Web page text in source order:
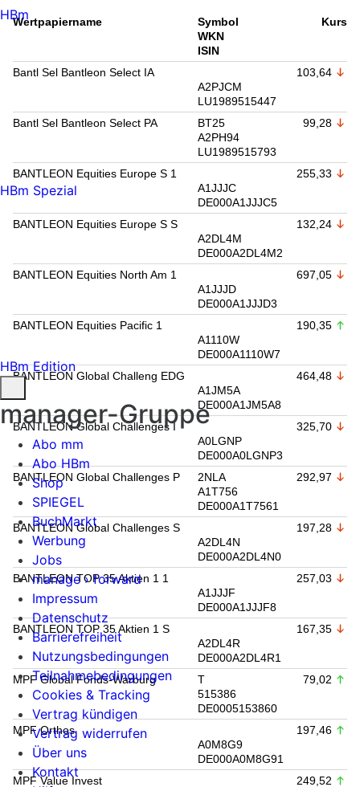
Wert­papier­name
Symbol
WKN
ISIN
Kurs
Bantl Sel Bantleon Select IA
A2PJCM
LU1989515447
103,64
Bantl Sel Bantleon Select PA
BT25
A2PH94
LU1989515793
99,28
BANTLEON Equities Europe S 1
A1JJJC
DE000A1JJJC5
255,33
BANTLEON Equities Europe S S
A2DL4M
DE000A2DL4M2
132,24
BANTLEON Equities North Am 1
A1JJJD
DE000A1JJJD3
697,05
BANTLEON Equities Pacific 1
A1110W
DE000A1110W7
190,35
BANTLEON Global Challeng EDG
A1JM5A
DE000A1JM5A8
464,48
BANTLEON Global Challenges I
A0LGNP
DE000A0LGNP3
325,70
BANTLEON Global Challenges P
2NLA
A1T756
DE000A1T7561
292,97
BANTLEON Global Challenges S
A2DL4N
DE000A2DL4N0
197,28
BANTLEON TOP 35 Aktien 1 1
A1JJJF
DE000A1JJJF8
257,03
BANTLEON TOP 35 Aktien 1 S
A2DL4R
DE000A2DL4R1
167,35
MPF Global Fonds-Warburg
T
515386
DE0005153860
79,02
MPF Orthos
A0M8G9
DE000A0M8G91
197,46
MPF Value Invest 249,52
HBm
HBm Spezial
HBm Edition
manager-Gruppe
Abo mm
Abo HBm
Shop
SPIEGEL
BuchMarkt
Werbung
Jobs
manage › forward
Impressum
Datenschutz
Barrierefreiheit
Nutzungsbedingungen
Teilnahmebedingungen
Cookies & Tracking
Vertrag kündigen
Vertrag widerrufen
Über uns
Kontakt